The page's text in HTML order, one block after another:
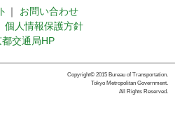
｜
お問い合わせ
個人情報保護方針
交通局HP
Copyright© 2015 Bureau of Transportation.
Tokyo Metropolitan Government.
All Rights Reserved.